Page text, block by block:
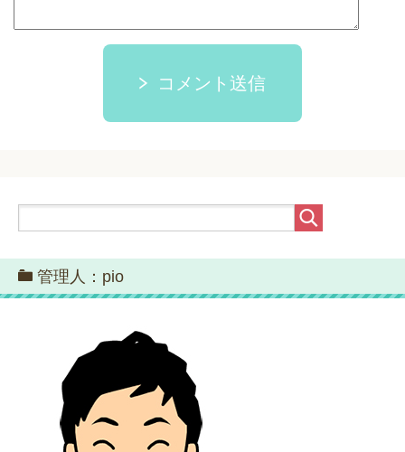
コメント送信
管理人：pio